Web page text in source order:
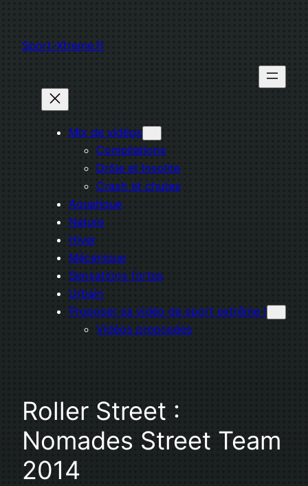
contenu
Sport-Xtreme.fr
Mix de vidéos
Compilations
Drôle et Insolite
Crash et chutes
Aquatique
Nature
Hiver
Mécanique
Sensations fortes
Urbain
Proposer sa vidéo de sport extrême !
Vidéos proposées
Roller Street :
Nomades Street Team
2014